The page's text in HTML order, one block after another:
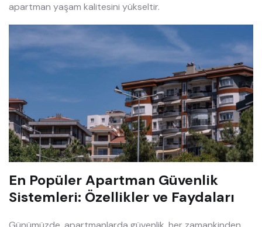
apartman yaşam kalitesini yükseltir.
En Popüler Apartman Güvenlik
Sistemleri: Özellikler ve Faydaları